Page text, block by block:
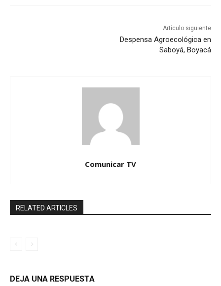
Artículo siguiente
Despensa Agroecológica en
Saboyá, Boyacá
Comunicar TV
RELATED ARTICLES
DEJA UNA RESPUESTA